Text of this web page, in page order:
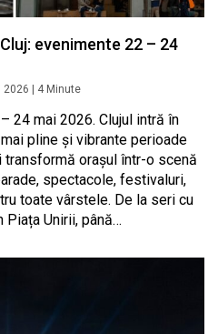
evenimente 22 – 24
2026 4 Minute
24 mai 2026. Clujul intră în
pline și vibrante perioade
orașul într-o scenă
spectacole, festivaluri,
toate vârstele. De la seri cu
Piața Unirii, până…